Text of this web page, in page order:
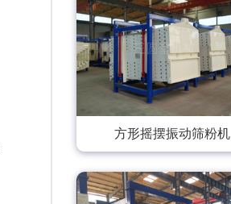
方形摇摆振动筛粉机